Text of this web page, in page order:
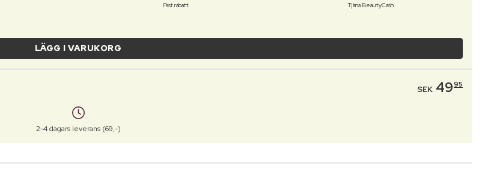
Fast rabatt Tjäna BeautyCash
LÄGG I VARUKORG
SEK 4995
2-4 dagars leverans (69,-)